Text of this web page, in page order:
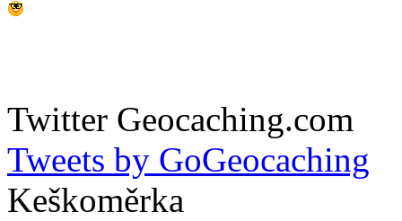
Twitter Geocaching.com
Tweets by GoGeocaching
Keškoměrka